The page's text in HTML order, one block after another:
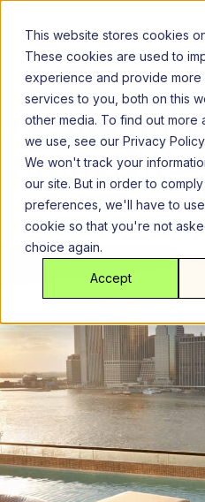
This website stores cookies
These cookies are used to
experience and provide more
services to you, both on this
other media. To find out more
we use, see our Privacy Policy.
We won't track your
our site. But in order to
preferences, we'll have to
cookie so that you're not
choice again.
Accept
Ir
conteúdo
Menu
Os
Brooklyn